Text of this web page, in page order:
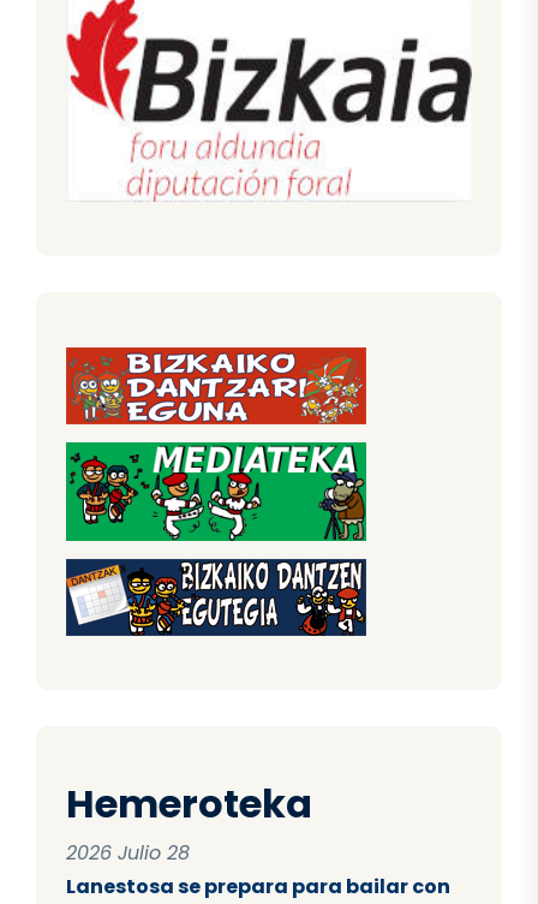
Hemeroteka
2026 Julio 28
Lanestosa se prepara para bailar con